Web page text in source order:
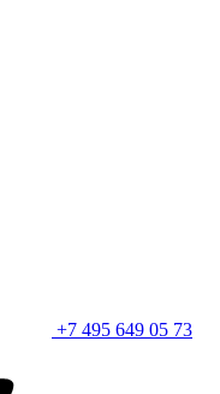
+7 495 649 05 73